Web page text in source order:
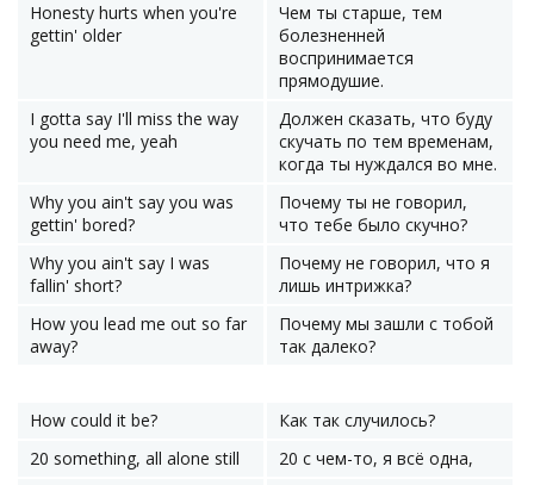
Honesty hurts when you're
gettin' older
Чем ты старше, тем
болезненней
воспринимается
прямодушие.
I gotta say I'll miss the way
you need me, yeah
Должен сказать, что буду
скучать по тем временам,
когда ты нуждался во мне.
Why you ain't say you was
gettin' bored?
Почему ты не говорил,
что тебе было скучно?
Why you ain't say I was
fallin' short?
Почему не говорил, что я
лишь интрижка?
How you lead me out so far
away?
Почему мы зашли с тобой
так далеко?
How could it be?
Как так случилось?
20 something, all alone still
20 с чем-то, я всё одна,